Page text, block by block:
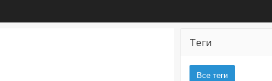
Теги
Все теги